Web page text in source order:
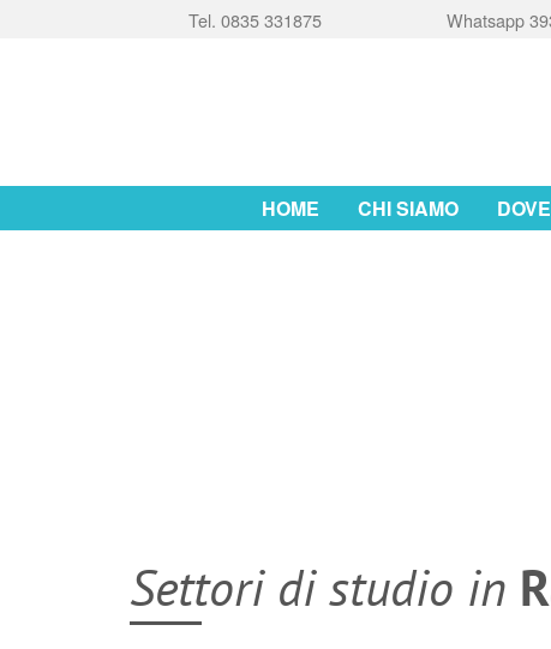
Tel. 0835 331875 Whatsapp
HOME CHI SIAMO
Settori di studio in